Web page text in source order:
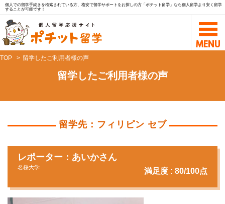
個人での留学手続きを検索されている方、格安で留学サポートをお探しの方「ポチット留学」なら個人留学より安く留学
することが可能です！
TOP 留学したご利用者様の声
留学したご利用者様の声
留学先：フィリピン セブ
レポーター：あいかさん
名桜大学 満足度 : 80/100点